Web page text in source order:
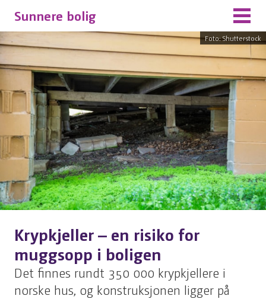
Sunnere bolig
Foto: Shutterstock
Krypkjeller – en risiko for
muggsopp i boligen
Det finnes rundt 350 000 krypkjellere i
norske hus, og konstruksjonen ligger på